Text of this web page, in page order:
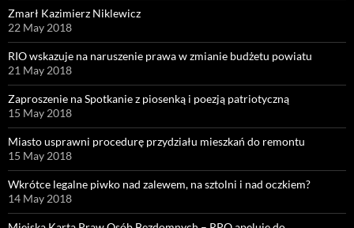
Zmarł Kazimierz Niklewicz
22 May 2018
RIO wskazuje na naruszenie prawa w zmianie budżetu powiatu
21 May 2018
Zaproszenie na Spotkanie z piosenką i poezją patriotyczną
15 May 2018
Miasto usprawni procedurę przydziału mieszkań do remontu
15 May 2018
Wkrótce legalne piwko nad zalewem, na sztolni i nad oczkiem?
14 May 2018